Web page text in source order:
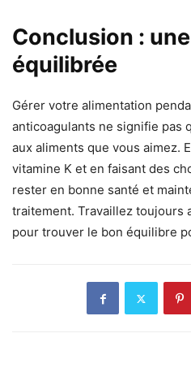
Conclusion :
équilibrée
Gérer votre alimentation
anticoagulants ne signifie pas
aux aliments que vous aimez.
vitamine K et en faisant des
rester en bonne santé et
traitement. Travaillez toujours
pour trouver le bon équilibre